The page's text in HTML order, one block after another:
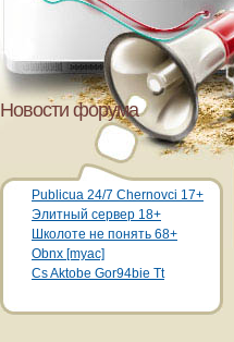
Новости форума
Publicua 24/7 Chernovci 17+
Элитный сервер 18+
Школоте не понять 68+
Obnx [myac]
Cs Aktobe Gor94bie Tt